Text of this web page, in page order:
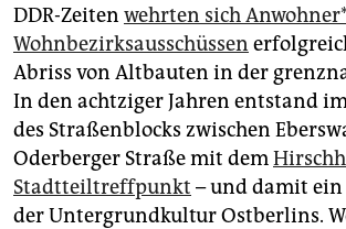
DDR-Zeiten wehrten sich
Wohnbezirksausschüssen
Abriss von Altbauten in der
In den achtziger Jahren entstand
des Straßenblocks zwischen
Oderberger Straße mit dem
Stadtteiltreffpunkt – und damit
der Untergrundkultur Ostberlins.